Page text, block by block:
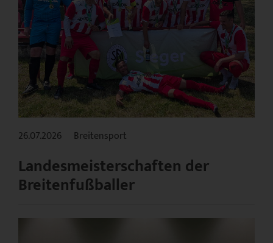
26.07.2026 Breitensport
Landesmeisterschaften der
Breitenfußballer